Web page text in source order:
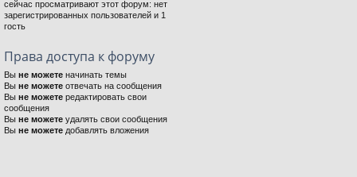
сейчас просматривают этот форум: нет
зарегистрированных пользователей и 1
гость
Права доступа к форуму
Вы не можете начинать темы
Вы не можете отвечать на сообщения
Вы не можете редактировать свои
сообщения
Вы не можете удалять свои сообщения
Вы не можете добавлять вложения